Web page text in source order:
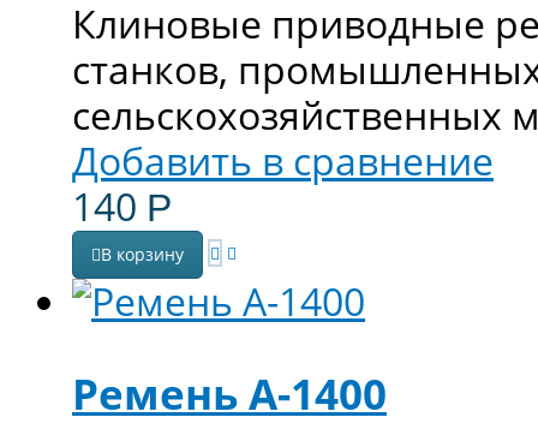
Клиновые приводные
станков,
Добавить в сравнение
140 Р
В корзину
Ремень А-1400